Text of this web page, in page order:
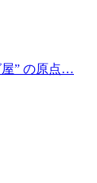
屋” の原点…